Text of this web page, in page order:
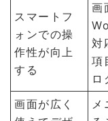
スマートフ
ォンでの操
作性が向上
する
画
対
項
ロ
画面が広く
メ